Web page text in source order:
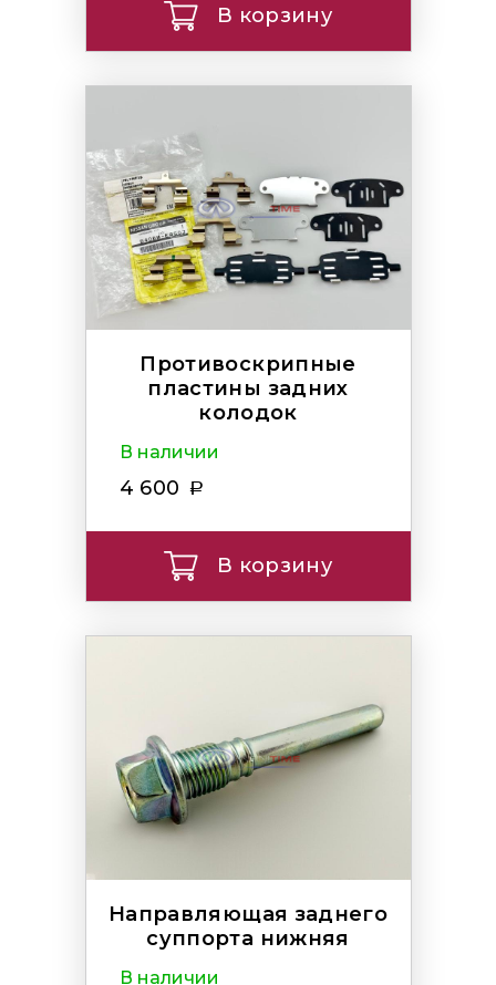
В корзину
Противоскрипные
пластины задних
колодок
В наличии
4 600
В корзину
Направляющая заднего
суппорта нижняя
В наличии